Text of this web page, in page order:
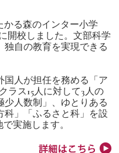
る森のインター小学
開校しました。文部科学
自の教育を実現できる
国人が担任を務める「ア
ラス15人に対して3人の
人数制」、ゆとりある
科」「ふるさと科」を設
実施します。